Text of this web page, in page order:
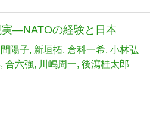
―NATOの経験と日本
陽子 新垣拓 倉科一希 小林弘
合六強 川嶋周一 後瀉桂太郎